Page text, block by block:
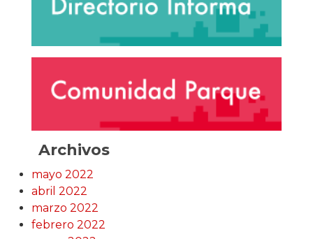
Archivos
mayo 2022
abril 2022
marzo 2022
febrero 2022